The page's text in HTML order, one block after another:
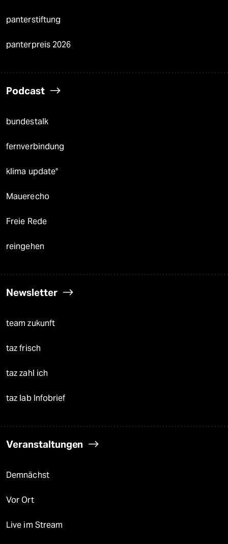
panterstiftung
panterpreis 2026
Podcast
bundestalk
fernverbindung
klima update°
Mauerecho
Freie Rede
reingehen
Newsletter
team zukunft
taz frisch
taz zahl ich
taz lab Infobrief
Veranstaltungen
Demnächst
Vor Ort
Live im Stream